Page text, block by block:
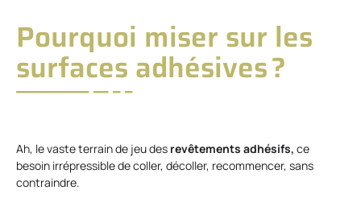
Pourquoi miser sur les
surfaces adhésives ?
Ah, le vaste terrain de jeu des revêtements adhésifs, ce
besoin irrépressible de coller, décoller, recommencer, sans
contraindre.